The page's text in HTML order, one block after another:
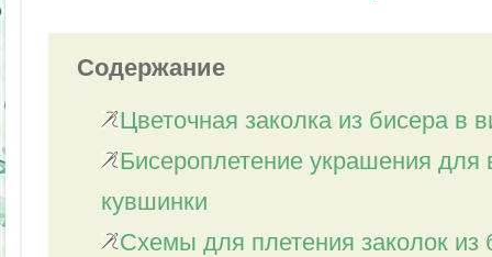
Содержание
Цветочная заколка из бисера в
Бисероплетение украшения для
кувшинки
Схемы для плетения заколок из